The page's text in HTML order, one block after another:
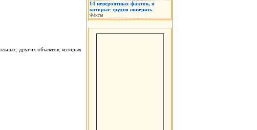
других объектов, которых
14 невероятных фактов, в
которые трудно поверить
Факты